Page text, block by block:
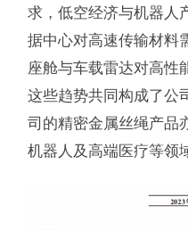
求，低空经济与机器人
据中心对高速传输材料
座舱与车载雷达对高性
这些趋势共同构成了公
司的精密金属丝绳产品
机器人及高端医疗等领